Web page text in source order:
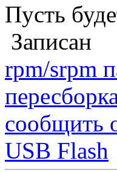
Пусть
Записан
rpm/srpm
сообщить
USB Flash